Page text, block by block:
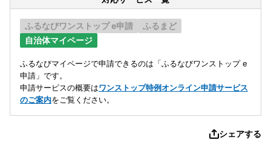
ふるなびワンストップ e申請
ふるまど
自治体マイページ
ふるなびマイページで申請できるのは「ふるなびワンストップ e
申請」です。
申請サービスの概要はワンストップ特例オンライン申請サービス
のご案内をご覧ください。
シェアする